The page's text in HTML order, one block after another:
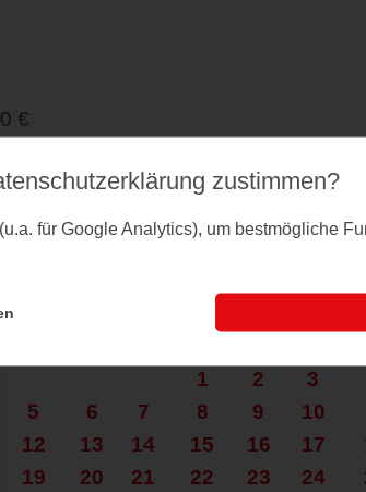
€
1
2 3
5
6 7 8 9 10
12
13 14 15 16 17
19
20 21 22 23 24
zustimmen?
für Google Analytics), um bestmögliche